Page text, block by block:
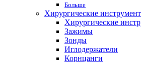
Больше
Хирургические
Хирургические
Зажимы
Зонды
Иглодержатели
Корнцанги